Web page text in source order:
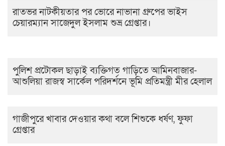
রাতভর নাটকীয়তার পর ভোরে নাভানা গ্রুপের ভাইস
চেয়ারম্যান সাজেদুল ইসলাম শুভ্র গ্রেপ্তার।
পুলিশ প্রটোকল ছাড়াই ব্যক্তিগত গাড়িতে আমিনবাজার-
আশুলিয়া রাজস্ব সার্কেল পরিদর্শনে ভূমি প্রতিমন্ত্রী মীর হেলাল
গাজীপুরে খাবার দেওয়ার কথা বলে শিশুকে ধর্ষণ, ফুফা
গ্রেপ্তার